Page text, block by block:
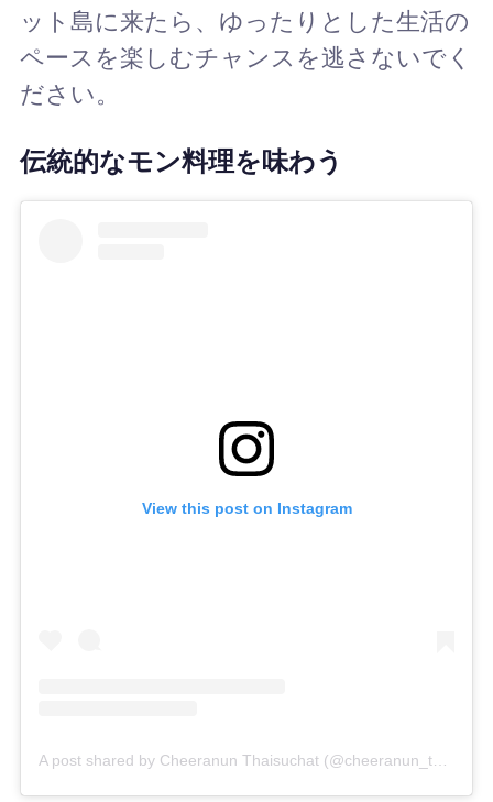
ット島に来たら、ゆったりとした生活の
ペースを楽しむチャンスを逃さないでく
ださい。
伝統的なモン料理を味わう
View this post on Instagram
A post shared by Cheeranun Thaisuchat (@cheeranun_thaisuchat)